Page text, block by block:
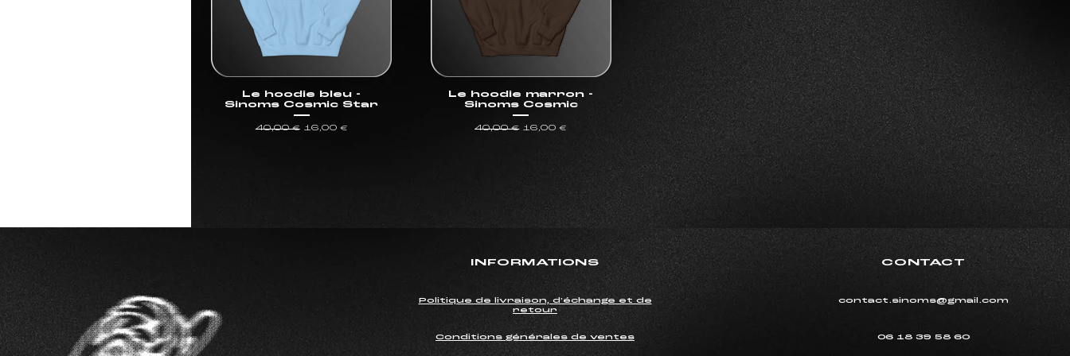
Le hoodie bleu -
Sinoms Cosmic Star
Prix original
40,00 € Prix promotionnel
16,00 €
Le hoodie marron -
Sinoms Cosmic
Prix original
40,00 € Prix promotionnel
16,00 €
INFORMATIONS
Politique de livraison, d'échange et de
retour
Conditions générales de ventes
CONTACT
contact.sinoms@gmail.com
06 18 39 58 60